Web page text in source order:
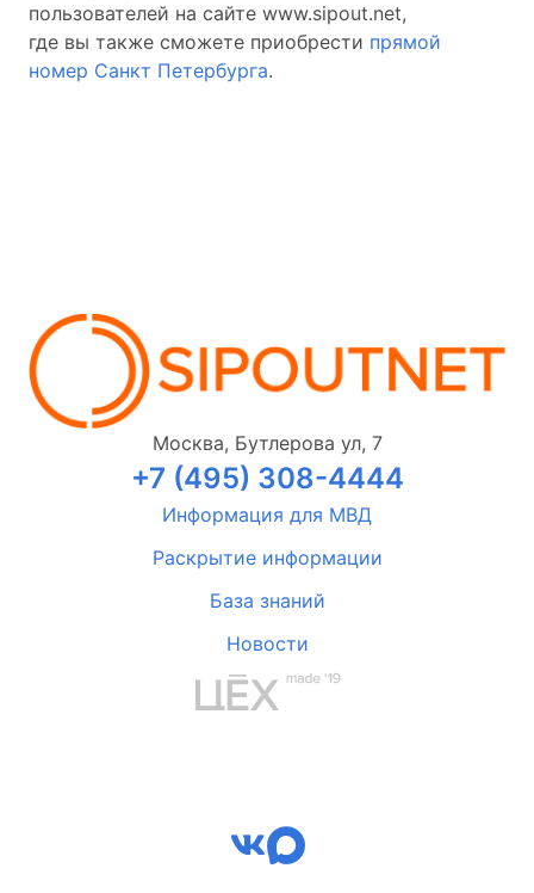
пользователей на сайте www.sipout.net,
где вы также сможете приобрести прямой
номер Санкт Петербурга.
Москва, Бутлерова ул, 7
+7 (495) 308-4444
Информация для МВД
Раскрытие информации
База знаний
Новости